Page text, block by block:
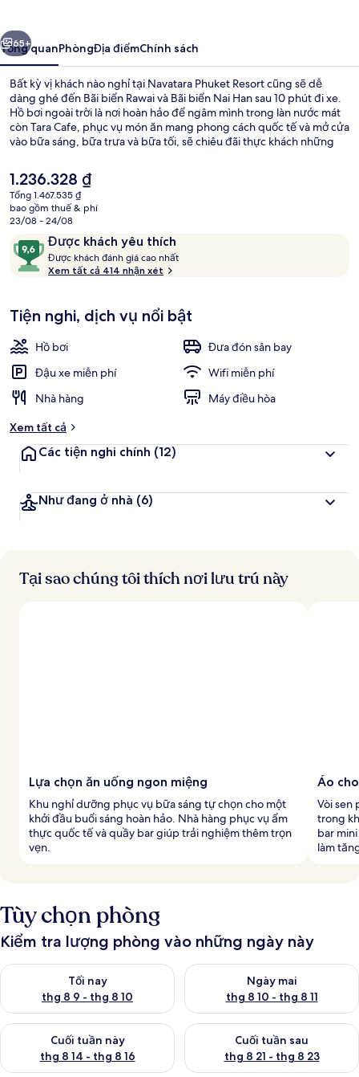
Tiếp
65+
Tổng quanPhòngĐịa điểmChính sách
Bất kỳ vị khách nào nghỉ tại Navatara Phuket Resort cũng sẽ dễ
dàng ghé đến Bãi biển Rawai và Bãi biển Nai Han sau 10 phút đi xe.
Hồ bơi ngoài trời là nơi hoàn hảo để ngâm mình trong làn nước mát
còn Tara Cafe, phục vụ món ăn mang phong cách quốc tế và mở cửa
vào bữa sáng, bữa trưa và bữa tối, sẽ chiêu đãi thực khách những
lounge, trung tâm thể thao phục vụ 24 giờ và trung tâm thể thao.
Du khách khen ngợi về nhân viên nhiệt tình.
Giá
hiện
tại
là
1.236.328 ₫
1.236.328 ₫
Tổng 1.467.535 ₫
bao gồm thuế & phí
23/08 - 24/08
Nhận
xét
Được khách yêu thích
9,6
trên
10,
khách
yêu
thích
Được khách đánh giá cao nhất
k
h
á
c
h
n
o
Xem tất cả 414 nhận xét
Tiện nghi, dịch vụ nổi bật
Hồ bơi
Đưa đón sân bay
Đậu xe miễn phí
Wifi miễn phí
Nhà hàng
Máy điều hòa
Xem tất cả
Các tiện nghi chính (12)
Như đang ở nhà (6)
Tại sao chúng tôi thích nơi lưu trú này
Lựa chọn ăn uống ngon miệng
Khu nghỉ dưỡng phục vụ bữa sáng tự chọn cho một
khởi đầu buổi sáng hoàn hảo. Nhà hàng phục vụ ẩm
thực quốc tế và quầy bar giúp trải nghiệm thêm trọn
vẹn.
Áo
Vòi sen
trong
bar
làm
Tùy chọn phòng
Kiểm tra lượng phòng vào những ngày này
Tối nay
thg 8 9 - thg 8 10
Kiểm tra lượng phòng tối nay từ thg 8 9 - thg 8 10
Ngày mai
thg 8 10 - thg 8 11
Kiểm tra lượng phòng ngày
Cuối tuần này
thg 8 14 - thg 8 16
Kiểm tra lượng phòng cuối tuần này từ thg 8 14 - thg 8 16
Cuối tuần sau
thg 8 21 - thg 8 23
Kiểm tra lượng phòng cuối